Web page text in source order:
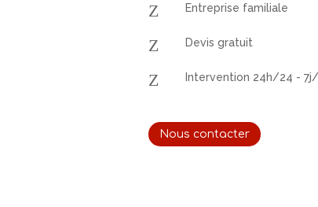
Z Entreprise familiale
Z Devis gratuit
Z Intervention 24h/24 - 7j/
Nous contacter